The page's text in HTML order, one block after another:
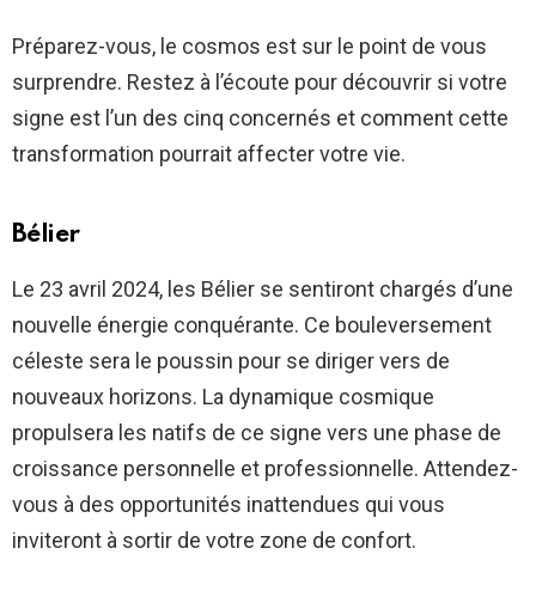
Préparez-vous, le cosmos est sur le point de vous
surprendre. Restez à l’écoute pour découvrir si votre
signe est l’un des cinq concernés et comment cette
transformation pourrait affecter votre vie.
Bélier
Le 23 avril 2024, les Bélier se sentiront chargés d’une
nouvelle énergie conquérante. Ce bouleversement
céleste sera le poussin pour se diriger vers de
nouveaux horizons. La dynamique cosmique
propulsera les natifs de ce signe vers une phase de
croissance personnelle et professionnelle. Attendez-
vous à des opportunités inattendues qui vous
inviteront à sortir de votre zone de confort.